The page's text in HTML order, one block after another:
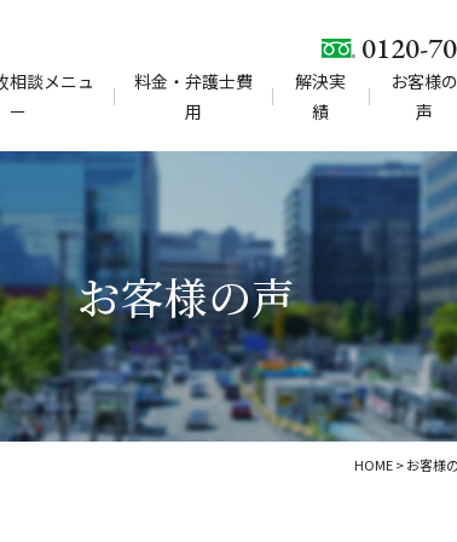
0120-
相談メニュ
ー
料金・弁護士費
用
解決実
績
お客様の
声
お客様の声
HOME>お客様